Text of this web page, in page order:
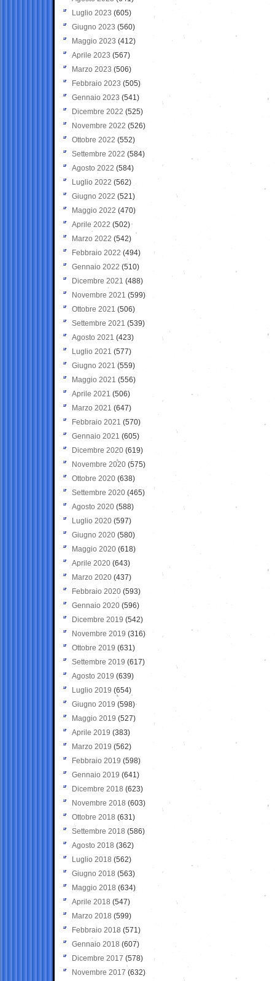
Luglio 2023 (605)
Giugno 2023 (560)
Maggio 2023 (412)
Aprile 2023 (567)
Marzo 2023 (506)
Febbraio 2023 (505)
Gennaio 2023 (541)
Dicembre 2022 (525)
Novembre 2022 (526)
Ottobre 2022 (552)
Settembre 2022 (584)
Agosto 2022 (584)
Luglio 2022 (562)
Giugno 2022 (521)
Maggio 2022 (470)
Aprile 2022 (502)
Marzo 2022 (542)
Febbraio 2022 (494)
Gennaio 2022 (510)
Dicembre 2021 (488)
Novembre 2021 (599)
Ottobre 2021 (506)
Settembre 2021 (539)
Agosto 2021 (423)
Luglio 2021 (577)
Giugno 2021(559)
Maggio 2021 (556)
Aprile 2021 (506)
Marzo 2021 (647)
Febbraio 2021 (570)
Gennaio 2021 (605)
Dicembre 2020 (619)
Novembre 2020 (575)
Ottobre 2020 (638)
Settembre 2020(465)
Agosto 2020 (588)
Luglio 2020 (597)
Giugno 2020 (580)
Maggio 2020 (618)
Aprile 2020 (643)
Marzo 2020 (437)
Febbraio 2020 (593)
Gennaio 2020 (596)
Dicembre 2019 (542)
Novembre 2019 (316)
Ottobre 2019 (631)
Settembre 2019 (617)
Agosto 2019 (639)
Luglio 2019 (654)
Giugno 2019 (598)
Maggio 2019 (527)
Aprile 2019 (383)
Marzo 2019 (562)
Febbraio 2019 (598)
Gennaio 2019 (641)
Dicembre 2018 (623)
Novembre 2018 (603)
Ottobre 2018 (631)
Settembre 2018 (586)
Agosto 2018 (362)
Luglio 2018 (562)
Giugno 2018 (563)
Maggio 2018 (634)
Aprile 2018 (547)
Marzo 2018 (599)
Febbraio 2018 (571)
Gennaio 2018 (607)
Dicembre 2017 (578)
Novembre 2017 (632)